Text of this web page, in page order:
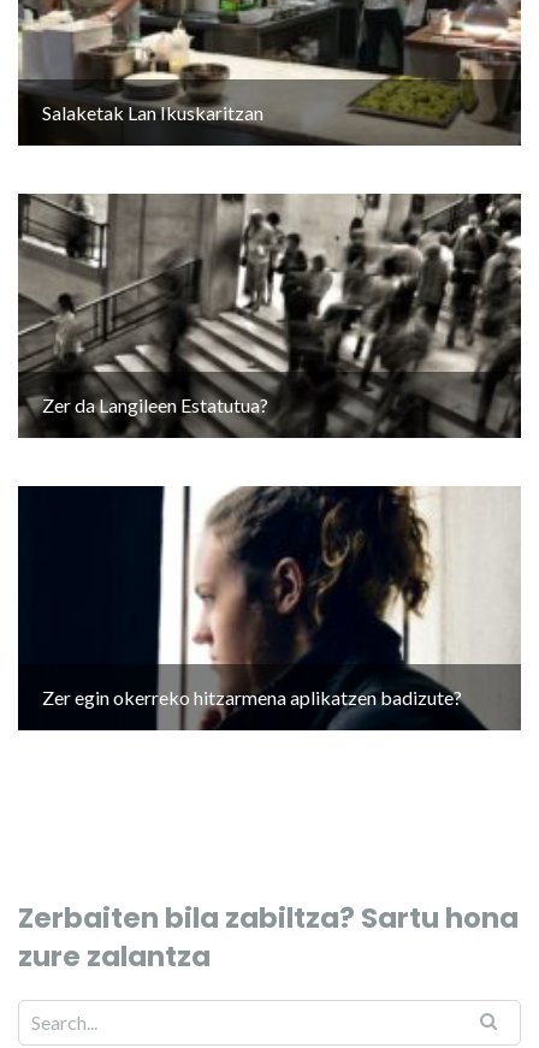
Salaketak Lan Ikuskaritzan
Zer da Langileen Estatutua?
Zer egin okerreko hitzarmena aplikatzen badizute?
Zerbaiten bila zabiltza? Sartu hona
zure zalantza